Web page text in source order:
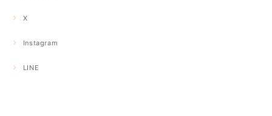
X
Instagram
LINE